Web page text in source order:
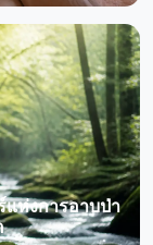
แห่งการอาบป่า